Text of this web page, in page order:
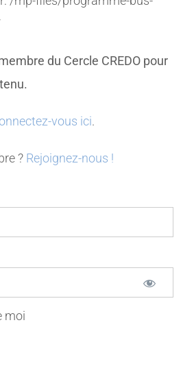
du Cercle CREDO pour
vous ici.
? Rejoignez-nous !
moi